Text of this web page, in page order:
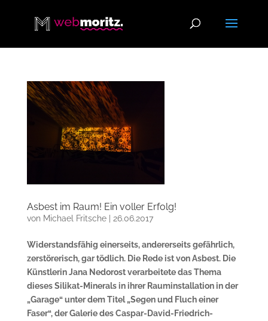
Asbest im Raum! Ein voller Erfolg!
von Michael Fritsche| 26.06.2017
Widerstandsfähig einerseits, andererseits gefährlich,
zerstörerisch, gar tödlich. Die Rede ist von Asbest. Die
Künstlerin Jana Nedorost verarbeitete das Thema
dieses Silikat-Minerals in ihrer Rauminstallation in der
„Garage“ unter dem Titel „Segen und Fluch einer
Faser“, der Galerie des Caspar-David-Friedrich-